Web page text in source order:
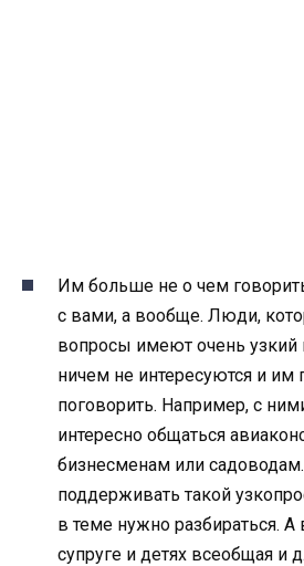
Им больше не о чем
с вами, а вообще. Люди,
вопросы имеют очень узкий
ничем не интересуются и им
поговорить. Например, с
интересно общаться
бизнесменам или
поддерживать такой
в теме нужно разбираться. А
супруге и детях всеобщая и